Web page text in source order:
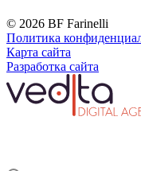
© 2026 BF Farinelli
Политика
Карта сайта
Разработка сайта